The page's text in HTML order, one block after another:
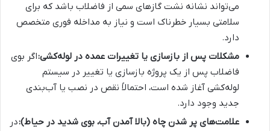
می‌تواند نشانه نشت گازهای سمی از فاضلاب باشد که برای
سلامتی بسیار خطرناک است و نیاز به مداخله فوری متخصص
دارد.
مشکلات پس از بازسازی یا تغییرات عمده در لوله‌کشی:اگر بوی
فاضلاب پس از یک پروژه بازسازی یا تغییر در سیستم
لوله‌کشی آغاز شده است، احتمالاً نقص در نصب یا آب‌بندی
جدید وجود دارد.
علامت‌های پر شدن چاه (بالا آمدن آب، بوی شدید در حیاط):در